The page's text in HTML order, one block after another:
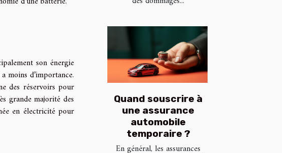
son énergie
moins d’importance.
des réservoirs pour
grande majorité des
en électricité pour
Quand souscrire à
une assurance
automobile
temporaire ?
En général, les assurances